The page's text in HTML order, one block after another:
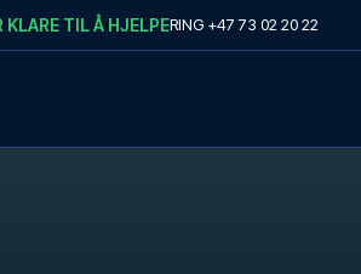
KLARE TIL Å HJELPERING +47 73 02 20 22